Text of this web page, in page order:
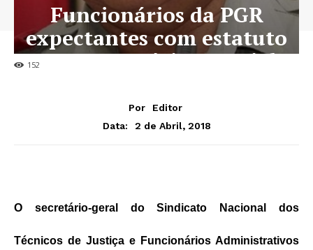
1521
Funcionários da PGR
expectantes com estatuto
remuneratório especial
Por
Editor
Data:
2 de Abril, 2018
O secretário-geral do Sindicato Nacional dos
Técnicos de Justiça e Funcionários Administrativos